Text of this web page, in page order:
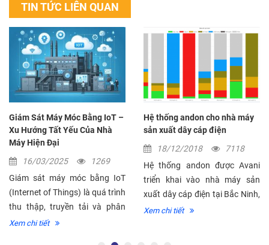
TIN TỨC LIÊN QUAN
Giám Sát Máy Móc Bằng IoT –
Xu Hướng Tất Yếu Của Nhà
Máy Hiện Đại
16/03/2025
1269
Giám sát máy móc bằng IoT
(Internet of Things) là quá trình
thu thập, truyền tải và phân
tích dữ liệu từ thiết bị, máy móc
Xem chi tiết
Hệ thống andon cho nhà máy
sản xuất dây cáp điện
18/12/2018
7118
Hệ thống andon được Avani
triển khai vào nhà máy sản
xuất dây cáp điện tại Bắc Ninh,
đưa vào ứng dụng để khách
Xem chi tiết